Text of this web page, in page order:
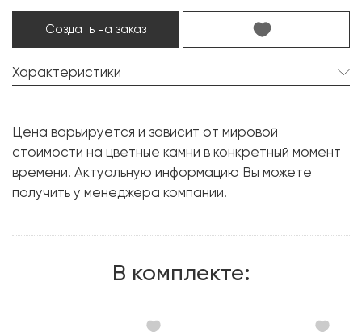
Создать на заказ
Характеристики
Форма огранки:
Бриллиант:
5 шт. 0.27 карат.
Форма огранки:
Цена варьируется и зависит от мировой
стоимости на цветные камни в конкретный момент
времени. Актуальную информацию Вы можете
получить у менеджера компании.
В комплекте: